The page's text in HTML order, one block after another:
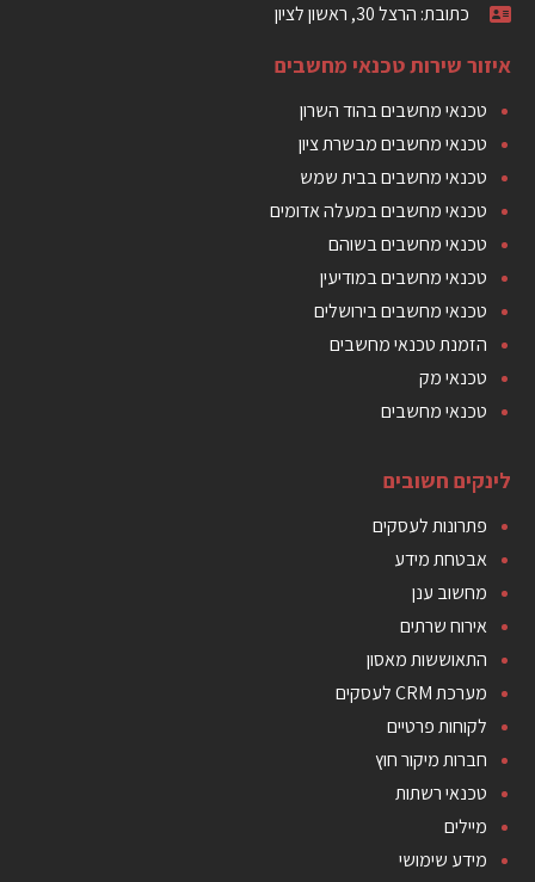
כתובת: הרצל 30, ראשון לציון
איזור שירות טכנאי מחשבים
טכנאי מחשבים בהוד השרון
טכנאי מחשבים מבשרת ציון
טכנאי מחשבים בבית שמש
טכנאי מחשבים במעלה אדומים
טכנאי מחשבים בשוהם
טכנאי מחשבים במודיעין
טכנאי מחשבים בירושלים
הזמנת טכנאי מחשבים
טכנאי מק
טכנאי מחשבים
לינקים חשובים
פתרונות לעסקים
אבטחת מידע
מחשוב ענן
אירוח שרתים
התאוששות מאסון
מערכת CRM לעסקים
לקוחות פרטיים
חברות מיקור חוץ
טכנאי רשתות
מיילים
מידע שימושי